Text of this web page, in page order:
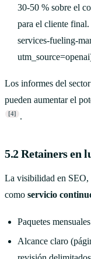
30-50 % sobre el
para el cliente
services-fueling-
Los informes del
pueden aumentar el
[4] .
5.2 Retainers en
La visibilidad en SEO,
como servicio
Paquetes
Alcance claro